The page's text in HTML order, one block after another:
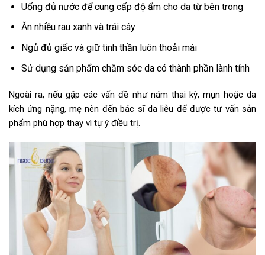
Uống đủ nước để cung cấp độ ẩm cho da từ bên trong
Ăn nhiều rau xanh và trái cây
Ngủ đủ giấc và giữ tinh thần luôn thoải mái
Sử dụng sản phẩm chăm sóc da có thành phần lành tính
Ngoài ra, nếu gặp các vấn đề như nám thai kỳ, mụn hoặc da
kích ứng nặng, mẹ nên đến bác sĩ da liễu để được tư vấn sản
phẩm phù hợp thay vì tự ý điều trị.